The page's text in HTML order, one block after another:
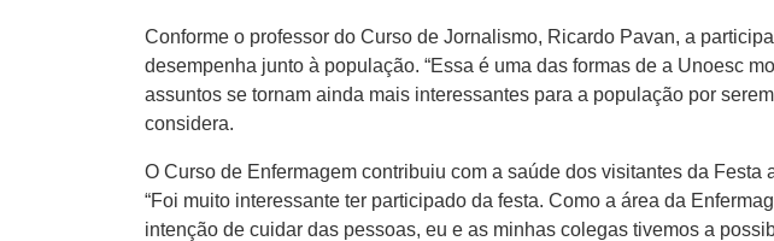
Conforme o professor do Curso de Jornalismo, Ricardo Pavan, a
desempenha junto à população. “Essa é uma das formas de a Unoesc
assuntos se tornam ainda mais interessantes para a população por
considera.
O Curso de Enfermagem contribuiu com a saúde dos visitantes da
“Foi muito interessante ter participado da festa. Como a área da
intenção de cuidar das pessoas, eu e as minhas colegas tivemos a